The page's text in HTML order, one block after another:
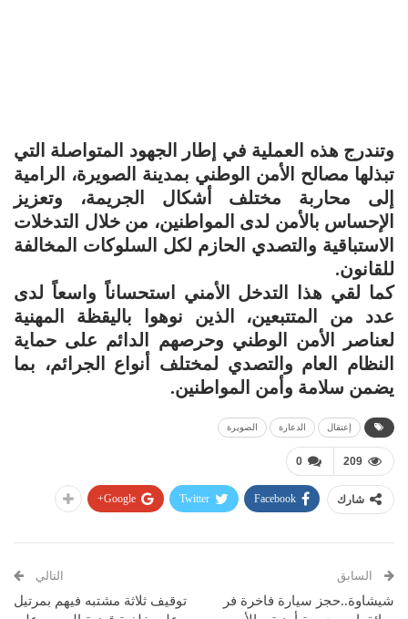
وتندرج هذه العملية في إطار الجهود المتواصلة التي
تبذلها مصالح الأمن الوطني بمدينة الصويرة، الرامية
إلى محاربة مختلف أشكال الجريمة، وتعزيز
الإحساس بالأمن لدى المواطنين، من خلال التدخلات
الاستباقية والتصدي الحازم لكل السلوكات المخالفة
للقانون.
كما لقي هذا التدخل الأمني استحساناً واسعاً لدى
عدد من المتتبعين، الذين نوهوا باليقظة المهنية
لعناصر الأمن الوطني وحرصهم الدائم على حماية
النظام العام والتصدي لمختلف أنواع الجرائم، بما
يضمن سلامة وأمن المواطنين.
إعتقال الدعارة الصويرة
0 209
شارك Facebook
Twitter
Google+
السابق
شيشاوة..حجز سيارة فاخرة فر
التالي
توقيف ثلاثة مشتبه فيهم بمرتيل